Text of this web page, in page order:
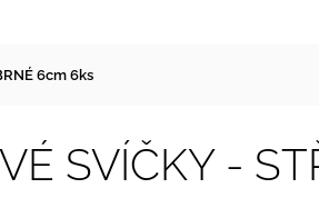
6cm 6ks
SVÍČKY -